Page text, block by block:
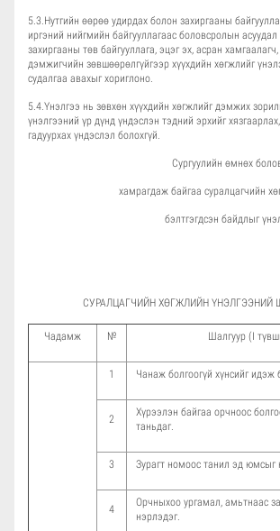
5.3.Нутгийн өөрөө удирдах болон захиргааны
иргэний нийгмийн байгууллагаас боловсролын
захиргааны төв байгууллага, эцэг эх, асран хамгаалагч,
дэмжигчийн зөвшөөрөлгүйгээр хүүхдийн хөгжлийг
судалгаа авахыг хориглоно.
5.4.Үнэлгээ нь зөвхөн хүүхдийн хөгжлийг дэмжих
үнэлгээний үр дүнд үндэслэн тэдний эрхийг
гадуурхах үндэслэл болохгүй.
Сургуулийн өмнөх
хамрагдаж байгаа суралцагчийн
бэлтгэгдсэн байдлыг
СУРАЛЦАГЧИЙН ХӨГЖЛИЙН ҮНЭЛГЭЭНИЙ
Чадамж № Шалгуур (I
1 Чанаж болгоогүй хүнсийг идэж
2
Хүрээлэн байгаа орчноос
таньдаг.
3 Зурагт номоос танил эд юмсыг
4
Орчныхоо ургамал, амьтнаас
нэрлэдэг.